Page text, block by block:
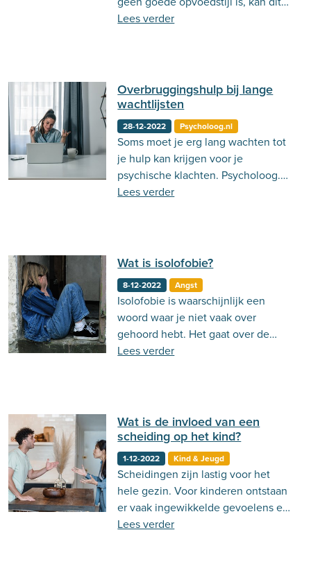
invloed hebben op de ontwikkeling
Lees verder
Overbruggingshulp bij lange
wachtlijsten
28-12-2022 Psycholoog.nl
Soms moet je erg lang wachten tot
je hulp kan krijgen voor je
psychische klachten. Psycholoog.nl
kan jou helpen om de tijd tussen de
Lees verder
Wat is isolofobie?
8-12-2022 Angst
Isolofobie is waarschijnlijk een
woord waar je niet vaak over
gehoord hebt. Het gaat over de
angst om alleen te zijn en voor
bij mensen met isolofobie nog
dieper. Lees hier meer over!
Lees verder
Wat is de invloed van een
scheiding op het kind?
1-12-2022 Kind & Jeugd
Scheidingen zijn lastig voor het
hele gezin. Voor kinderen ontstaan
er vaak ingewikkelde gevoelens en
gedachten met soms negatieve
Lees verder